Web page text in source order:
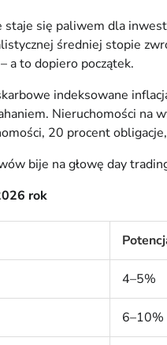
staje się paliwem dla
średniej stopie
a to dopiero początek.
indeksowane
Nieruchomości na
20 procent
bije na głowę day
rok
4–5%